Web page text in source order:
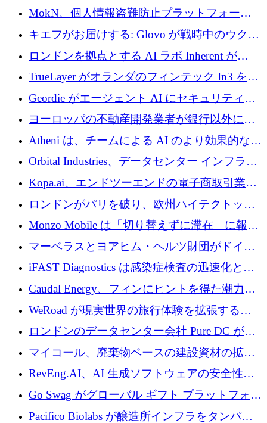
TrueLayer が In3 を買収、ロンドンが首位の座
を奪還
MokN、個人情報盗難防止プラットフォーム
の成長のためにシリーズ A で 1,500 万ドルを
調達
キエフがお届けする: Glovo が戦時中のウクラ
イナで最も急速に成長する市場の 1 つをどの
ように拡大したか
ロンドンを拠点とする AI ラボ Inherent が
5,000 万ドルの資金調達でステルスから浮上
TrueLayer がオランダのフィンテック In3 を買
収、チェックアウト時にクレジットを提供
Geordie がエージェント AI にセキュリティと
ガバナンスをもたらすために 3,000 万ドルを
ヨーロッパの不動産開発業者が銀行以外にも
目を向けているため、InRentoの資金調達額は
1億ユーロを突破
Atheni は、チームによる AI のより効果的な使
用を支援するために 35 万ポンドを確保
Orbital Industries、データセンター インフラス
トラクチャ システムの拡張に 5,000 万ドルを
確保
Kopa.ai、エンドツーエンドの電子商取引業務
用の AI エージェントを構築するために 200
万ユーロを調達
ロンドンがパリを破り、欧州ハイテクトップ
の座を奪還
Monzo Mobile は「切り替えずに滞在」に報酬
を与える
マーベラスとヨアヒム・ヘルツ財団がドイツ
の商業化ギャップを埋めるために2,000万ユー
ロのディープテック基金を立ち上げる
iFAST Diagnostics は感染症検査の迅速化と抗
菌薬耐性への取り組みに 500 万ポンドを寄付
Caudal Energy、フィンにヒントを得た潮力発
電技術の規模拡大に向けて 430 万ポンドを調
WeRoad が現実世界の旅行体験を拡張するた
めに 5,800 万ドルを獲得
ロンドンのデータセンター会社 Pure DC が欧
州と中東の拡張に 27 億ドルを確保
マイコール、廃棄物ベースの建設資材の拡大
に400万ポンドを投資
RevEng.AI、AI 生成ソフトウェアの安全性を
確保するために 1,500 万ドルを調達
Go Swag がグローバル ギフト プラットフォー
ムを拡大するために 500 万ドルを調達
Pacifico Biolabs が醸造所インフラをタンパク